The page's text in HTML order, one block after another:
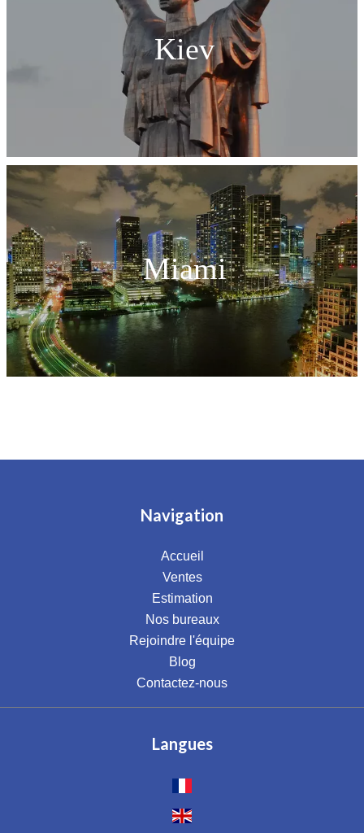
Kiev
Miami
Navigation
Accueil
Ventes
Estimation
Nos bureaux
Rejoindre l'équipe
Blog
Contactez-nous
Langues